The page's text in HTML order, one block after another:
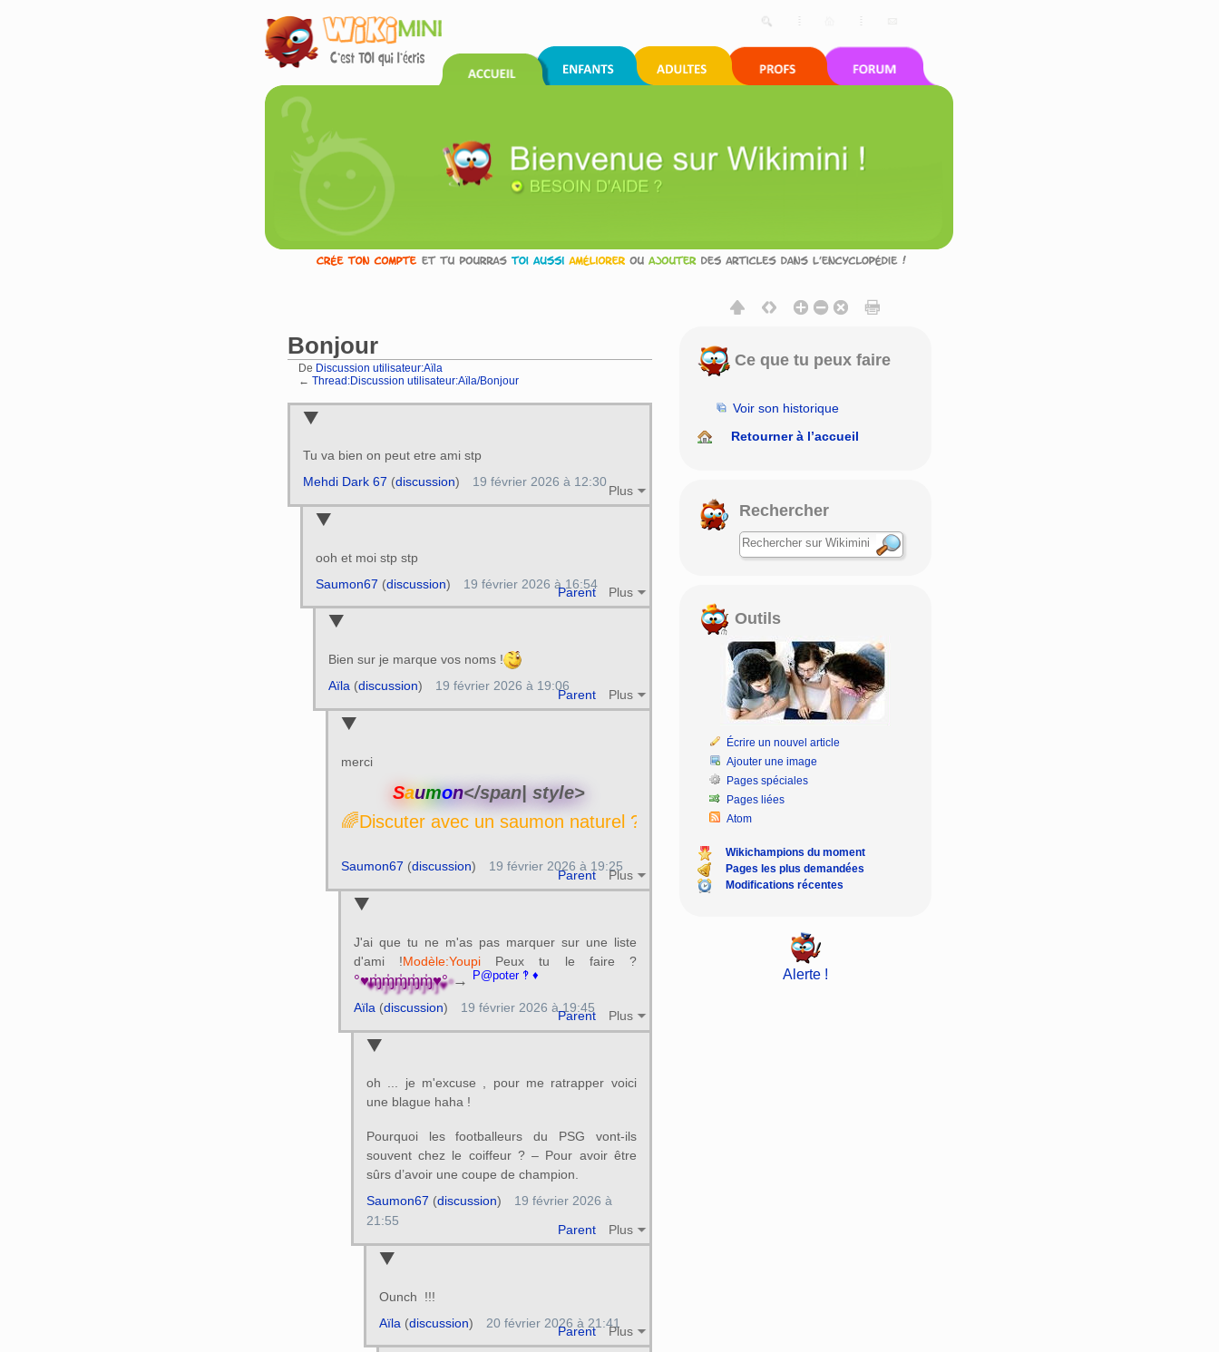
Bonjour
De Discussion utilisateur:Aïla
← Thread:Discussion utilisateur:Aïla/Bonjour
Tu va bien on peut etre ami stp
Plus
Mehdi Dark 67 (discussion) 19 février 2026 à 12:30
ooh et moi stp stp
Parent Plus
Saumon67 (discussion) 19 février 2026 à 16:54
Bien sur je marque vos noms !
Parent Plus
Aïla(discussion) 19 février 2026 à 19:06
merci
Saumon</span| style>
🌈Discuter avec un saumon naturel ? -
Parent Plus
Saumon67 (discussion) 19 février 2026 à 19:25
J'ai que tu ne m'as pas marquer sur une liste
d'ami !Modèle:YoupiPeux tu le faire ?
°♥ɱ̍ɱ̍ɱ̍ɱ̍ɱ̍♥°→ P@poter ‽ ♦
Parent Plus
Aïla (discussion) 19 février 2026 à 19:45
oh ... je m'excuse , pour me ratrapper voici
une blague haha !
Pourquoi les footballeurs du PSG vont-ils
souvent chez le coiffeur ? – Pour avoir être
sûrs d’avoir une coupe de champion.
Parent Plus
Saumon67 (discussion)
19 février 2026 à
21:55
Ounch !!!
Parent Plus
Aïla (discussion) 20 février 2026 à 21:41
Ce que tu peux faire
Voir son historique
Retourner à l’accueil
Rechercher
Outils
Écrire un nouvel article
Ajouter une image
Pages spéciales
Pages liées
Atom
Wikichampions du moment
Pages les plus demandées
Modifications récentes
Alerte !